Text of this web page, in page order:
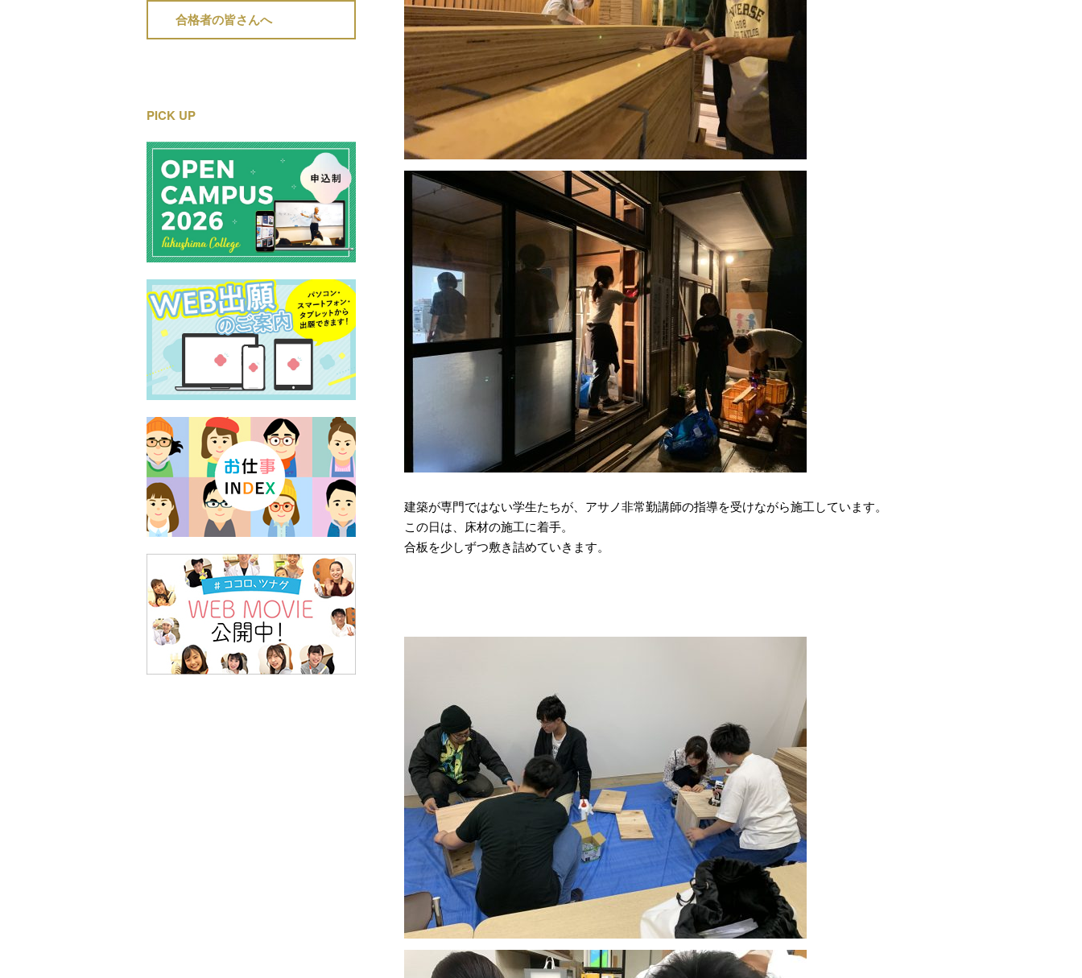
合格者の皆さんへ
PICK UP
建築が専門ではない学生たちが、アサノ非常勤講師の指導を受けながら施工しています。
この日は、床材の施工に着手。
合板を少しずつ敷き詰めていきます。